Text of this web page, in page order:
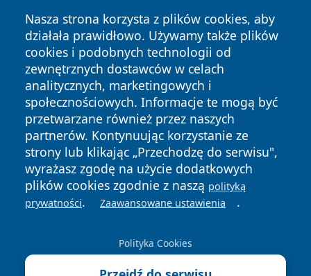
Nasza strona korzysta z plików cookies, aby
działała prawidłowo. Używamy także plików
cookies i podobnych technologii od
zewnętrznych dostawców w celach
analitycznych, marketingowych i
społecznościowych. Informacje te mogą być
przetwarzane również przez naszych
partnerów. Kontynuując korzystanie ze
strony lub klikając „Przechodzę do serwisu",
wyrażasz zgodę na użycie dodatkowych
plików cookies zgodnie z naszą polityką
prywatności. Zaawansowane ustawienia .
Polityka Cookies
Copyright © 2026 przemyslonline.pl Wszystkie prawa
zastrzeżone.
News Autorzy
Polityka
Prywatności
Polityka
Cookies